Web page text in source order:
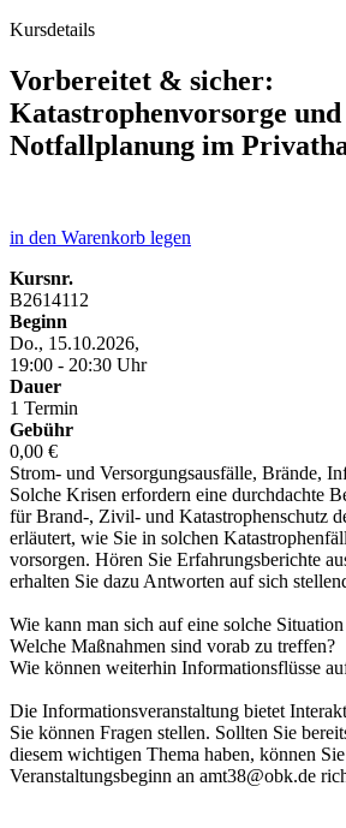
Kursdetails
Vorbereitet & sicher:
Katastrophenvorsorge und
Notfallplanung im
in den Warenkorb legen
Kursnr.
B2614112
Beginn
Do., 15.10.2026,
19:00 - 20:30 Uhr
Dauer
1 Termin
Gebühr
0,00 €
Strom- und Versorgungsausfälle, Brände,
Solche Krisen erfordern eine durchdachte
für Brand-, Zivil- und Katastrophenschutz
erläutert, wie Sie in solchen
vorsorgen. Hören Sie Erfahrungsberichte
erhalten Sie dazu Antworten auf sich
Wie kann man sich auf eine solche
Welche Maßnahmen sind vorab zu treffen?
Wie können weiterhin Informationsflüsse
Die Informationsveranstaltung bietet
Sie können Fragen stellen. Sollten Sie
diesem wichtigen Thema haben, können
Veranstaltungsbeginn an amt38@obk.de